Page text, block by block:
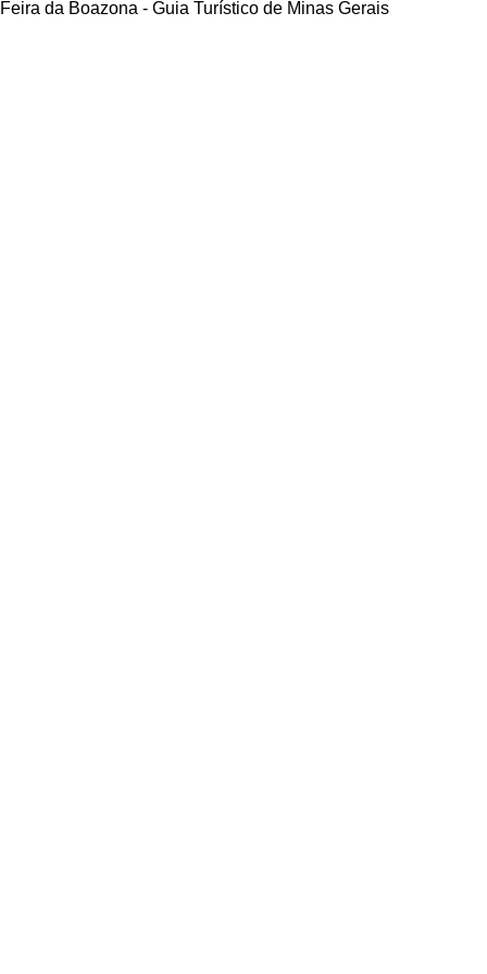
Feira da Boazona - Guia Turístico de Minas Gerais